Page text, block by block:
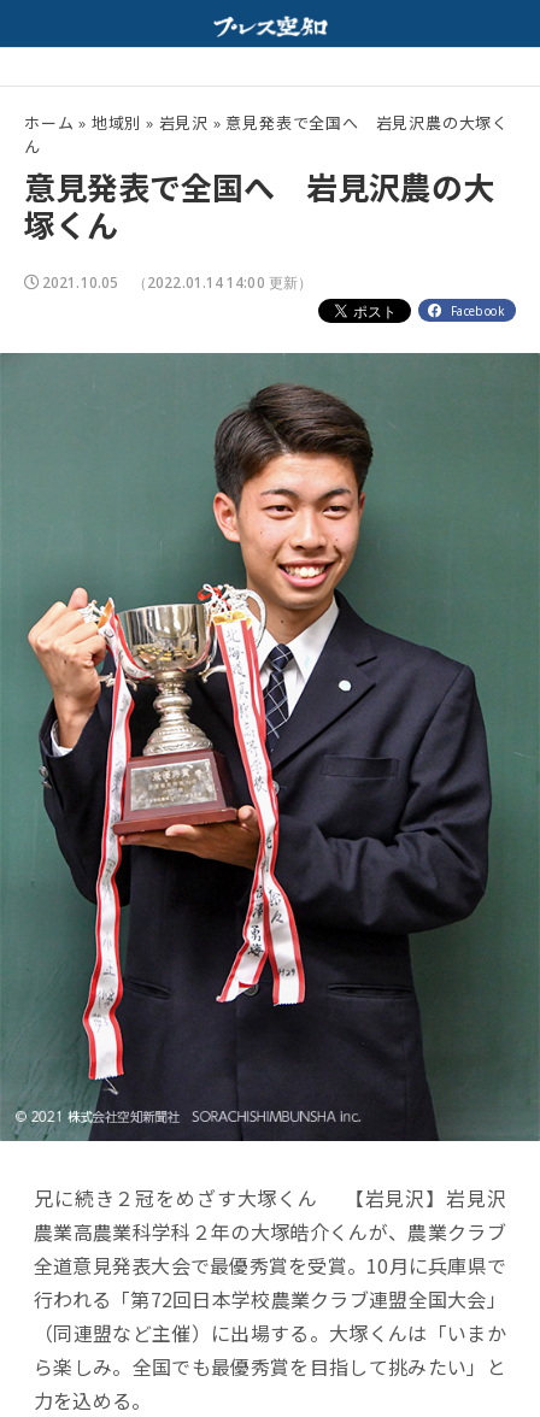
ホーム » 地域別 » 岩見沢 » 意見発表で全国へ 岩見沢農の大塚く
ん
意見発表で全国へ 岩見沢農の大
塚くん
2021.10.05 （2022.01.14 14:00 更新）
Facebook
兄に続き２冠をめざす大塚くん 【岩見沢】岩見沢
農業高農業科学科２年の大塚皓介くんが、農業クラブ
全道意見発表大会で最優秀賞を受賞。10月に兵庫県で
行われる「第72回日本学校農業クラブ連盟全国大会」
（同連盟など主催）に出場する。大塚くんは「いまか
ら楽しみ。全国でも最優秀賞を目指して挑みたい」と
力を込める。